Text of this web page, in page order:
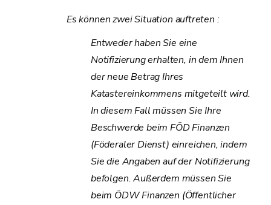
Es können zwei Situation auftreten :
Entweder haben Sie eine
Notifizierung erhalten, in dem Ihnen
der neue Betrag Ihres
Katastereinkommens mitgeteilt wird.
In diesem Fall müssen Sie Ihre
Beschwerde beim FÖD Finanzen
(Föderaler Dienst) einreichen, indem
Sie die Angaben auf der Notifizierung
befolgen. Außerdem müssen Sie
beim ÖDW Finanzen (Öffentlicher